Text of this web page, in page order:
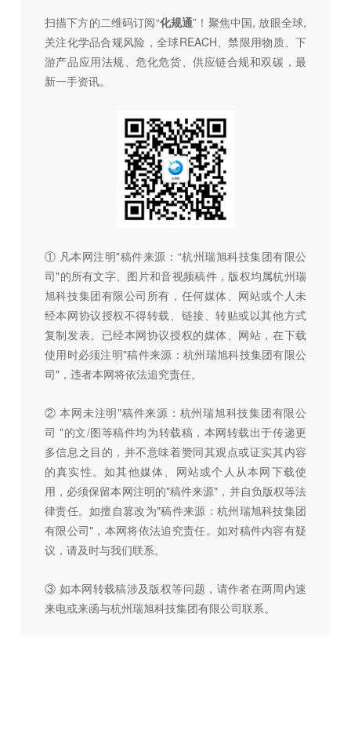
扫描下方的二维码订阅“化规通”！聚焦中国, 放眼全球,
关注化学品合规风险，全球REACH、禁限用物质、下
游产品应用法规、危化危货、供应链合规和双碳，最
新一手资讯。
① 凡本网注明"稿件来源：“杭州瑞旭科技集团有限公
司"的所有文字、图片和音视频稿件，版权均属杭州瑞
旭科技集团有限公司所有，任何媒体、网站或个人未
经本网协议授权不得转载、链接、转贴或以其他方式
复制发表。已经本网协议授权的媒体、网站，在下载
使用时必须注明"稿件来源：杭州瑞旭科技集团有限公
司"，违者本网将依法追究责任。
② 本网未注明"稿件来源：杭州瑞旭科技集团有限公
司 "的文/图等稿件均为转载稿，本网转载出于传递更
多信息之目的，并不意味着赞同其观点或证实其内容
的真实性。如其他媒体、网站或个人从本网下载使
用，必须保留本网注明的"稿件来源"，并自负版权等法
律责任。如擅自篡改为"稿件来源：杭州瑞旭科技集团
有限公司"，本网将依法追究责任。如对稿件内容有疑
议，请及时与我们联系。
③ 如本网转载稿涉及版权等问题，请作者在两周内速
来电或来函与杭州瑞旭科技集团有限公司联系。